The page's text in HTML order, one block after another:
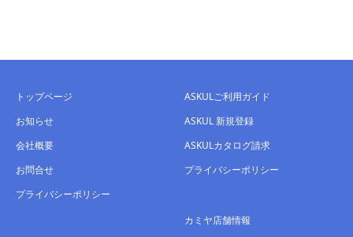
トップページ
お知らせ
会社概要
お問合せ
プライバシーポリシー
ASKULご利用ガイド
ASKUL 新規登録
ASKULカタログ請求
プライバシーポリシー
カミヤ店舗情報